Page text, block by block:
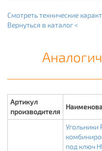
Смотреть технические
Вернуться в каталог <
Артикул
производителя
Угольники
под ключ